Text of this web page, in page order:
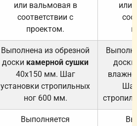
или вальмовая в
соответствии с
проектом.
или
Выполнена из обрезной
доски камерной сушки
40х150 мм. Шаг
установки стропильных
ног 600 мм.
доски
Выполняется